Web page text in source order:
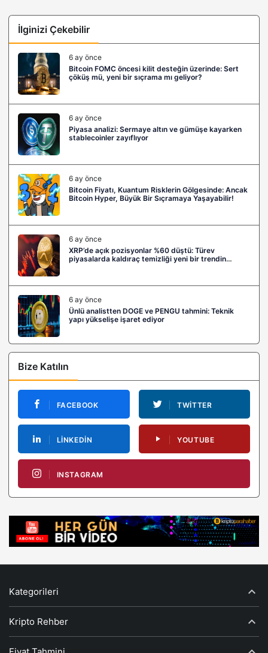
İlginizi Çekebilir
6 ay önce
Bitcoin FOMC öncesi kilit desteğin üzerinde: Sert
çöküş mü, yeni bir sıçrama mı geliyor?
6 ay önce
Piyasa analizi: Sermaye altın ve gümüşe kayarken
stablecoinler zayıflıyor
6 ay önce
Bitcoin Fiyatı, Kuantum Risklerin Gölgesinde: Ancak
Bitcoin Hyper, Büyük Bir Sıçramaya Yaşayabilir!
6 ay önce
XRP’de açık pozisyonlar %60 düştü: Türev
piyasalarda kaldıraç temizliği yeni bir trendin
6 ay önce
Ünlü analistten DOGE ve PENGU tahmini: Teknik
yapı yükselişe işaret ediyor
Bize Katılın
FACEBOOK TWITTER
LINKEDIN YOUTUBE
INSTAGRAM
Kategorileri
Kripto Rehber